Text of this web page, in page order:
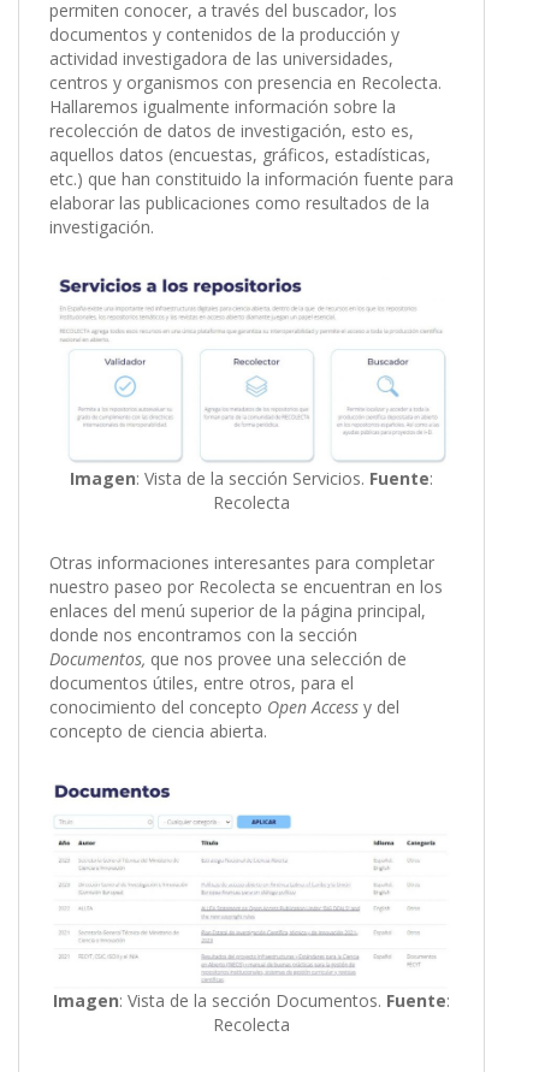
permiten conocer, a través del buscador, los
documentos y contenidos de la producción y
actividad investigadora de las universidades,
centros y organismos con presencia en Recolecta.
Hallaremos igualmente información sobre la
recolección de datos de investigación, esto es,
aquellos datos (encuestas, gráficos, estadísticas,
etc.) que han constituido la información fuente para
elaborar las publicaciones como resultados de la
investigación.
Imagen: Vista de la sección Servicios. Fuente:
Recolecta
Otras informaciones interesantes para completar
nuestro paseo por Recolecta se encuentran en los
enlaces del menú superior de la página principal,
donde nos encontramos con la sección
Documentos, que nos provee una selección de
documentos útiles, entre otros, para el
conocimiento del concepto Open Access y del
concepto de ciencia abierta.
Imagen: Vista de la sección Documentos. Fuente:
Recolecta